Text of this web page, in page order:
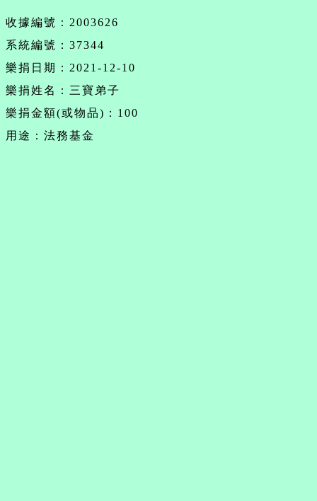
收據編號：2003626
系統編號：37344
樂捐日期：2021-12-10
樂捐姓名：三寶弟子
樂捐金額(或物品)：100
用途：法務基金